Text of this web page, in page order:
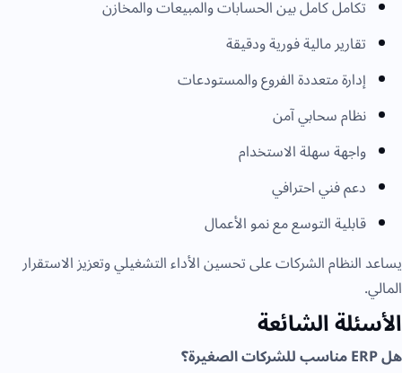
تكامل كامل بين الحسابات والمبيعات والمخازن
تقارير مالية فورية ودقيقة
إدارة متعددة الفروع والمستودعات
نظام سحابي آمن
واجهة سهلة الاستخدام
دعم فني احترافي
قابلية التوسع مع نمو الأعمال
يساعد النظام الشركات على تحسين الأداء التشغيلي وتعزيز الاستقرار
المالي.
الأسئلة الشائعة
هل ERP مناسب للشركات الصغيرة؟